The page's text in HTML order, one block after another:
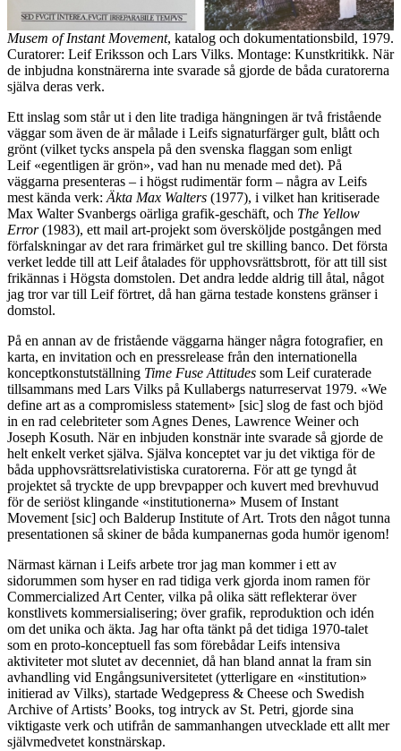
Musem of Instant Movement, katalog och dokumentationsbild, 1979.
Curatorer: Leif Eriksson och Lars Vilks. Montage: Kunstkritikk. När
de inbjudna konstnärerna inte svarade så gjorde de båda curatorerna
själva deras verk.
Ett inslag som står ut i den lite tradiga hängningen är två fristående
väggar som även de är målade i Leifs signaturfärger gult, blått och
grönt (vilket tycks anspela på den svenska flaggan som enligt
Leif «egentligen är grön», vad han nu menade med det). På
väggarna presenteras – i högst rudimentär form – några av Leifs
mest kända verk: Äkta Max Walters (1977), i vilket han kritiserade
Max Walter Svanbergs oärliga grafik-geschäft, och The Yellow
Error(1983), ett mail art-projekt som översköljde postgången med
förfalskningar av det rara frimärket gul tre skilling banco. Det första
verket ledde till att Leif åtalades för upphovsrättsbrott, för att till sist
frikännas i Högsta domstolen. Det andra ledde aldrig till åtal, något
jag tror var till Leif förtret, då han gärna testade konstens gränser i
domstol.
På en annan av de fristående väggarna hänger några fotografier, en
karta, en invitation och en pressrelease från den internationella
konceptkonstutställning Time Fuse Attitudes som Leif curaterade
tillsammans med Lars Vilks på Kullabergs naturreservat 1979. «We
define art as a compromisless statement» [sic] slog de fast och bjöd
in en rad celebriteter som Agnes Denes, Lawrence Weiner och
Joseph Kosuth. När en inbjuden konstnär inte svarade så gjorde de
helt enkelt verket själva. Själva konceptet var ju det viktiga för de
båda upphovsrättsrelativistiska curatorerna. För att ge tyngd åt
projektet så tryckte de upp brevpapper och kuvert med brevhuvud
för de seriöst klingande «institutionerna» Musem of Instant
Movement [sic] och Balderup Institute of Art. Trots den något tunna
presentationen så skiner de båda kumpanernas goda humör igenom!
Närmast kärnan i Leifs arbete tror jag man kommer i ett av
sidorummen som hyser en rad tidiga verk gjorda inom ramen för
Commercialized Art Center, vilka på olika sätt reflekterar över
konstlivets kommersialisering; över grafik, reproduktion och idén
om det unika och äkta. Jag har ofta tänkt på det tidiga 1970-talet
som en proto-konceptuell fas som förebådar Leifs intensiva
aktiviteter mot slutet av decenniet, då han bland annat la fram sin
avhandling vid Engångsuniversitetet (ytterligare en «institution»
initierad av Vilks), startade Wedgepress & Cheese och Swedish
Archive of Artists’ Books, tog intryck av St. Petri, gjorde sina
viktigaste verk och utifrån de sammanhangen utvecklade ett allt mer
självmedvetet konstnärskap.